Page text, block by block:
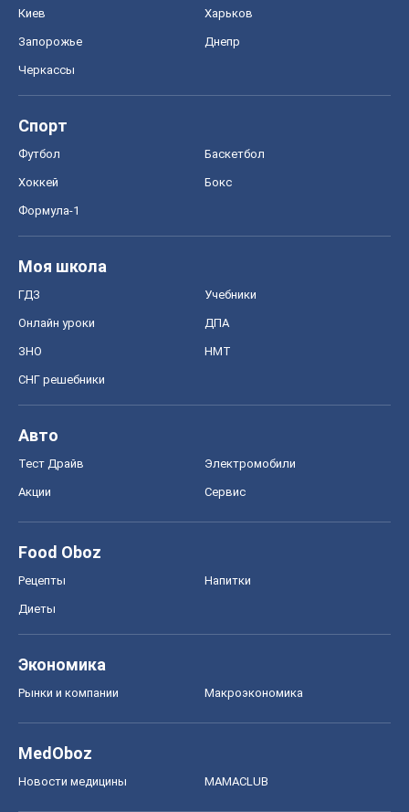
Киев Харьков
Запорожье Днепр
Черкассы
Спорт
Футбол Баскетбол
Хоккей Бокс
Формула-1
Моя школа
ГДЗ Учебники
Онлайн уроки ДПА
ЗНО НМТ
СНГ решебники
Авто
Тест Драйв Электромобили
Акции Сервис
Food Oboz
Рецепты Напитки
Диеты
Экономика
Рынки и компании Mакроэкономика
MedOboz
Новости медицины MAMACLUB